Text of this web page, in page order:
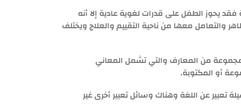
يحوز الطفل على قدرات لغوية عادية إلا أنه
معها من ناحية التقييم والعلاج ويختلف
مجموعة من المعارف والتي تشمل المعاني
أو المكتوبة.
تعبير عن اللغة وهناك وسائل تعبير أخرى غير